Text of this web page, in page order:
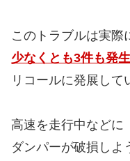
このトラブルは実際
少なくとも3件も発生
リコールに発展して
高速を走行中などに
ダンパーが破損しよ